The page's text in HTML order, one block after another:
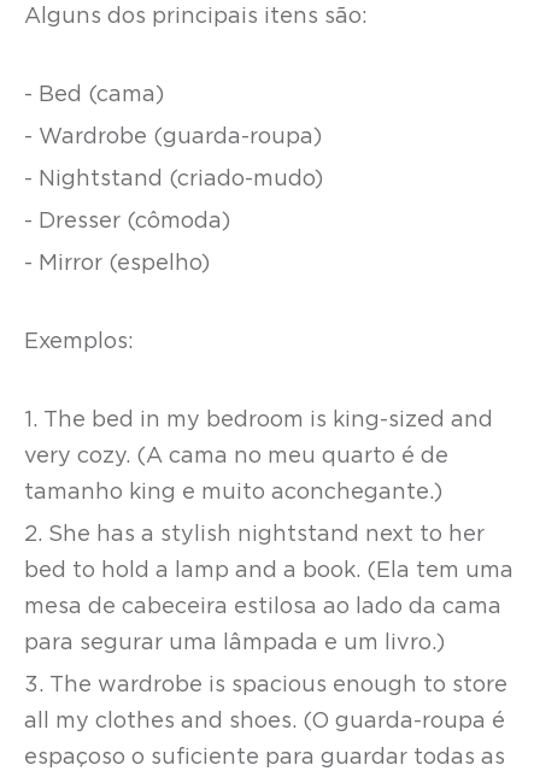
Alguns dos principais itens são:
- Bed (cama)
- Wardrobe (guarda-roupa)
- Nightstand (criado-mudo)
- Dresser (cômoda)
- Mirror (espelho)
Exemplos:
1. The bed in my bedroom is king-sized and
very cozy. (A cama no meu quarto é de
tamanho king e muito aconchegante.)
2. She has a stylish nightstand next to her
bed to hold a lamp and a book. (Ela tem uma
mesa de cabeceira estilosa ao lado da cama
para segurar uma lâmpada e um livro.)
3. The wardrobe is spacious enough to store
all my clothes and shoes. (O guarda-roupa é
espaçoso o suficiente para guardar todas as